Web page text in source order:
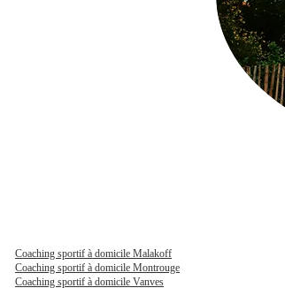
Coaching sportif à domicile Malakoff
Coaching sportif à domicile Montrouge
Coaching sportif à domicile Vanves